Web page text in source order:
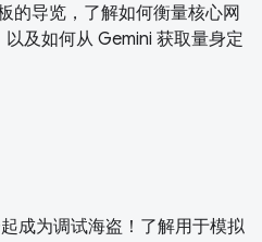
的导览，了解如何衡量核心网
及如何从 Gemini 获取量身定
成为调试海盗！了解用于模拟